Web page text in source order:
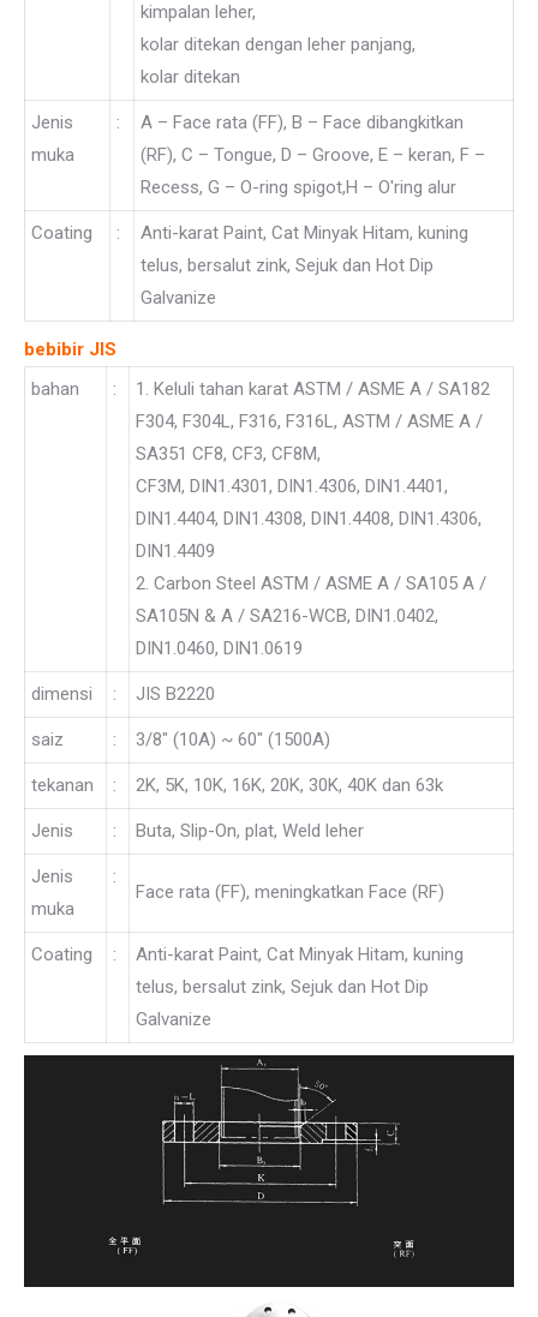
kimpalan leher,
kolar ditekan dengan leher panjang,
kolar ditekan
Jenis
muka
:
A – Face rata (FF), B – Face dibangkitkan
(RF), C – Tongue, D – Groove, E – keran, F –
Recess, G – O-ring spigot,H – O'ring alur
Coating :
Anti-karat Paint, Cat Minyak Hitam, kuning
telus, bersalut zink, Sejuk dan Hot Dip
Galvanize
bebibir JIS
bahan
:
1. Keluli tahan karat ASTM / ASME A / SA182
F304, F304L, F316, F316L, ASTM / ASME A /
SA351 CF8, CF3, CF8M,
CF3M, DIN1.4301, DIN1.4306, DIN1.4401,
DIN1.4404, DIN1.4308, DIN1.4408, DIN1.4306,
DIN1.4409
2. Carbon Steel ASTM / ASME A / SA105 A /
SA105N & A / SA216-WCB, DIN1.0402,
DIN1.0460, DIN1.0619
dimensi : JIS B2220
saiz : 3/8″ (10A) ~ 60″ (1500A)
tekanan : 2K, 5K, 10K, 16K, 20K, 30K, 40K dan 63k
Jenis : Buta, Slip-On, plat, Weld leher
Jenis
muka
:
Face rata (FF), meningkatkan Face (RF)
Coating :
Anti-karat Paint, Cat Minyak Hitam, kuning
telus, bersalut zink, Sejuk dan Hot Dip
Galvanize